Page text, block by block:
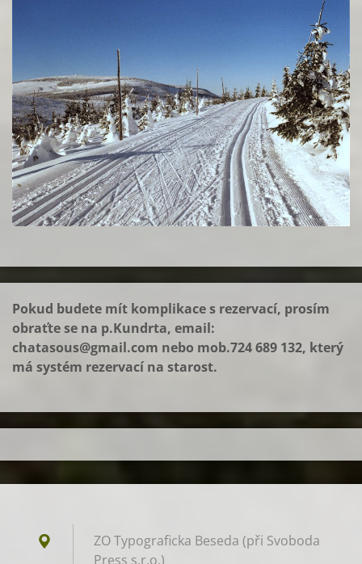
Pokud budete mít komplikace s rezervací, prosím
obraťte se na p.Kundrta, email:
chatasous@gmail.com nebo mob.724 689 132, který
má systém rezervací na starost.
ZO Typograficka Beseda (při Svoboda
Press s.r.o.)